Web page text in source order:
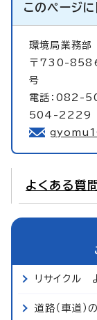
このページ
環境局業務
〒730-8586
号
電話：082-
504-2229
よくある質
リサイクル
道路（車道